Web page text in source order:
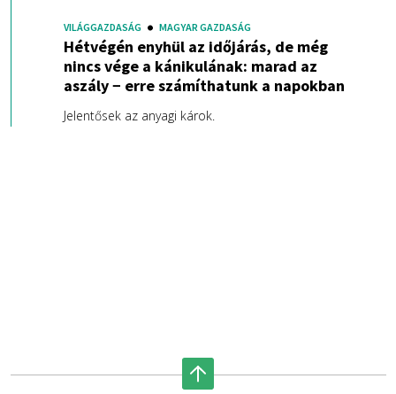
VILÁGGAZDASÁG MAGYAR GAZDASÁG
Hétvégén enyhül az időjárás, de még
nincs vége a kánikulának: marad az
aszály − erre számíthatunk a napokban
Jelentősek az anyagi károk.